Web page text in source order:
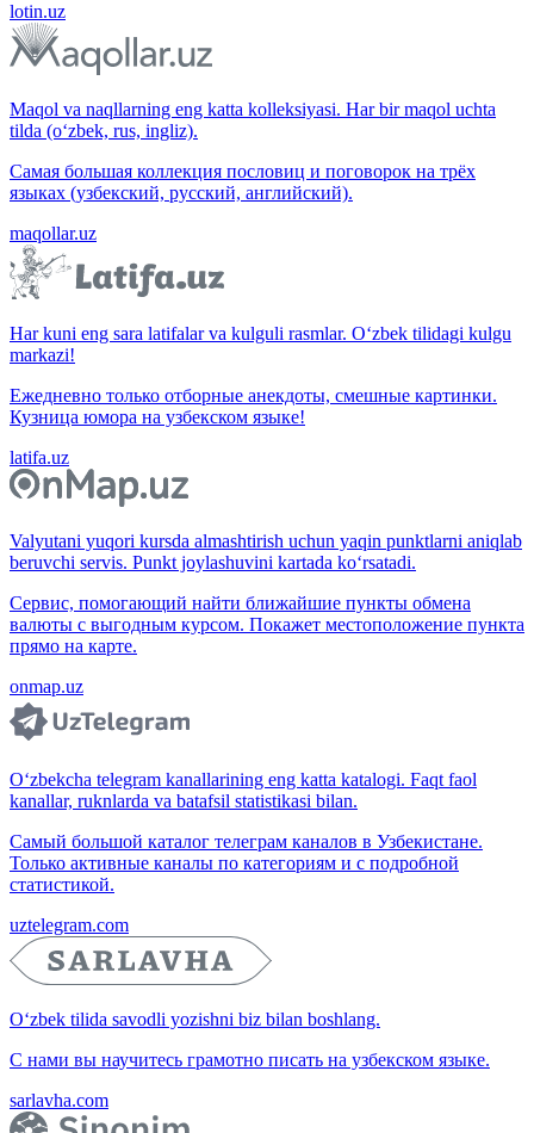
lotin.uz
Maqol va naqllarning eng katta kolleksiyasi. Har bir maqol uchta
tilda (o‘zbek, rus, ingliz).
Самая большая коллекция пословиц и поговорок на трёх
языках (узбекский, русский, английский).
maqollar.uz
Har kuni eng sara latifalar va kulguli rasmlar. O‘zbek tilidagi kulgu
markazi!
Ежедневно только отборные анекдоты, смешные картинки.
Кузница юмора на узбекском языке!
latifa.uz
Valyutani yuqori kursda almashtirish uchun yaqin punktlarni aniqlab
beruvchi servis. Punkt joylashuvini kartada ko‘rsatadi.
Сервис, помогающий найти ближайшие пункты обмена
валюты с выгодным курсом. Покажет местоположение пункта
прямо на карте.
onmap.uz
O‘zbekcha telegram kanallarining eng katta katalogi. Faqt faol
kanallar, ruknlarda va batafsil statistikasi bilan.
Самый большой каталог телеграм каналов в Узбекистане.
Только активные каналы по категориям и с подробной
статистикой.
uztelegram.com
O‘zbek tilida savodli yozishni biz bilan boshlang.
С нами вы научитесь грамотно писать на узбекском языке.
sarlavha.com